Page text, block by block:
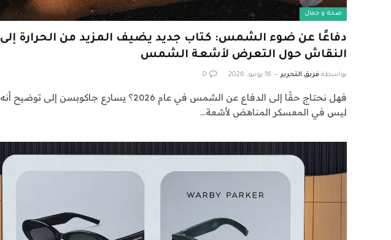
صحة و جمال
دفاعًا عن ضوء الشمس: كتاب جديد يضيف المزيد من الحرارة إلى
النقاش حول التعرض لأشعة الشمس
بواسطة فريق التحرير 16 يونيو، 2026 0
فهل نحتاج حقًا إلى الدفاع عن الشمس في عام 2026؟ يسارع جاكوبسن إلى توضيح أنه
ليس في المعسكر المناهض لأشعة…